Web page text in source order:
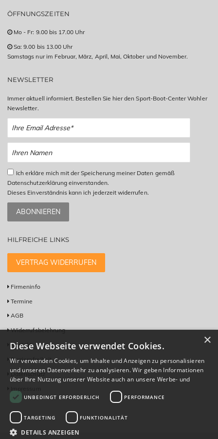
ÖFFNUNGSZEITEN
Mo - Fr: 9.00 bis 17.00 Uhr
Sa: 9.00 bis 13.00 Uhr
Samstags nur im Februar, März, April, Mai, Oktober und November.
NEWSLETTER
Immer aktuell informiert. Bestellen Sie hier den Sport-Boot-Center Wohler
Newsletter.
Ich erkläre mich mit der Speicherung meiner Daten gemäß
Datenschutzerklärung einverstanden.
Dieses Einverständnis kann ich jederzeit widerrufen.
ABONNIEREN
HILFREICHE LINKS
VERTRAG WIDERRUFEN
Firmeninfo
Termine
AGB
Widerrufsbelehrung
Kontakt
Barrierefreiheit
Datenschutz
×
Diese Webseite verwendet Cookies.
Wir verwenden Cookies, um Inhalte und Anzeigen zu personalisieren
und unseren Datenverkehr zu analysieren. Wir geben Informationen
über Ihre Nutzung unserer Website auch an unsere Werbe- und
Informationen kombinieren, die Sie ihnen bereitgestellt haben oder
Datenschutzrichtlinie
UNBEDINGT ERFORDERLICH PERFORMANCE
TARGETING FUNKTIONALITÄT
DETAILS ANZEIGEN